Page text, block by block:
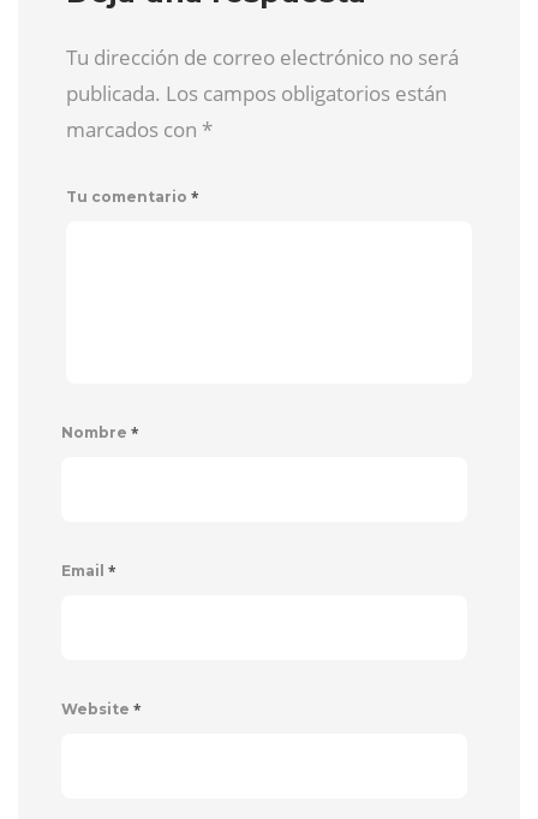
Tu dirección de correo electrónico no será
publicada. Los campos obligatorios están
marcados con *
Tu comentario *
Nombre *
Email *
Website *